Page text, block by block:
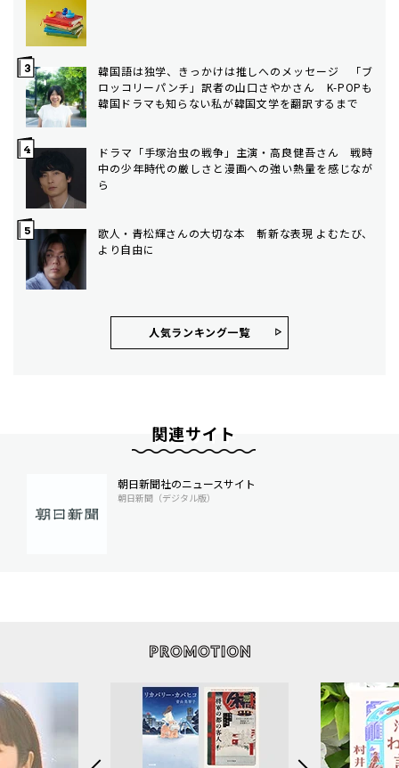
韓国語は独学、きっかけは推しへのメッセージ 「ブ
ロッコリーパンチ」訳者の山口さやかさん K-POPも
韓国ドラマも知らない私が韓国文学を翻訳するまで
ドラマ「手塚治虫の戦争」主演・高良健吾さん 戦時
中の少年時代の厳しさと漫画への強い熱量を感じなが
ら
歌人・青松輝さんの大切な本 斬新な表現 よむたび、
より自由に
人気ランキング⼀覧
関連サイト
朝日新聞社のニュースサイト
朝日新聞（デジタル版）